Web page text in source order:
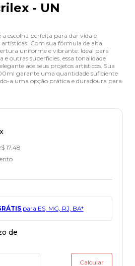
- UN
escolha perfeita para dar vida e
artísticas. Com sua fórmula de alta
uniforme e vibrante. Ideal para
outras superfícies, essa tonalidade
aos seus projetos artísticos. Sua
garante uma quantidade suficiente
a uma opção prática e duradoura para
17,48
para ES, MG, RJ, BA*